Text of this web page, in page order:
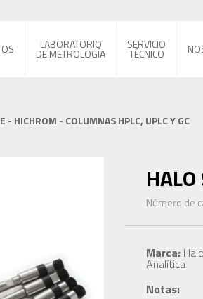
LABORATORIO
DE METROLOGÍA
SERVICIO
TÉCNICO
- HICHROM - COLUMNAS HPLC, UPLC Y GC
Número de
Marca:
Analítica
Notas: